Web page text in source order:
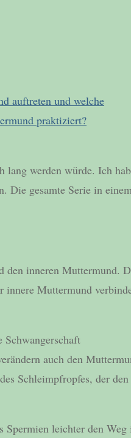
auftreten und welche
praktiziert?
lang werden würde. Ich
Die gesamte Serie in
den inneren Muttermund.
innere Muttermund
auch den
Schleimpfropfes, der den
Spermien leichter den Weg